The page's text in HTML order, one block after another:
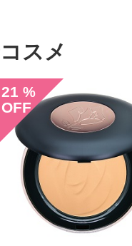
スメ
21 %
OFF